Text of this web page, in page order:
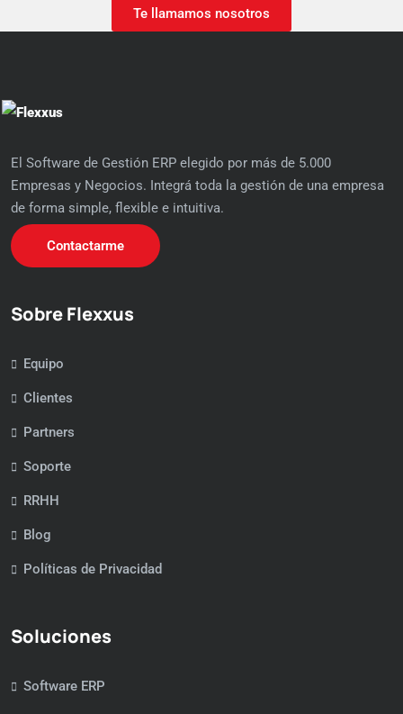
Te llamamos nosotros
El Software de Gestión ERP elegido por más de 5.000
Empresas y Negocios. Integrá toda la gestión de una empresa
de forma simple, flexible e intuitiva.
Contactarme
Sobre Flexxus
Equipo
Clientes
Partners
Soporte
RRHH
Blog
Políticas de Privacidad
Soluciones
Software ERP